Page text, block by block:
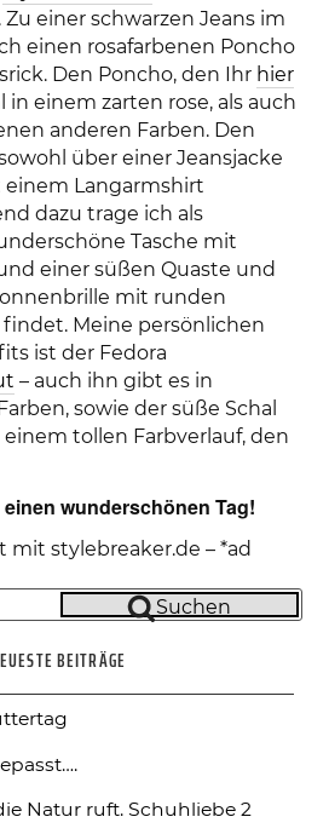
einer schwarzen Jeans im
einen rosafarbenen Poncho
Den Poncho, den Ihr hier
in einem zarten rose, als auch
anderen Farben. Den
über einer Jeansjacke
Langarmshirt
dazu trage ich als
Tasche mit
einer süßen Quaste und
mit runden
findet. Meine persönlichen
ist der Fedora
– auch ihn gibt es in
sowie der süße Schal
tollen Farbverlauf, den
wunderschönen Tag!
mit stylebreaker.de – *ad
Suchen
BEITRÄGE
Natur ruft. Schuhliebe 2